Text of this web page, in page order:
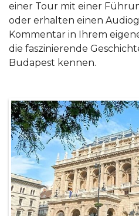
einer Tour mit einer
oder erhalten einen
Kommentar in Ihrem
die faszinierende
Budapest kennen.